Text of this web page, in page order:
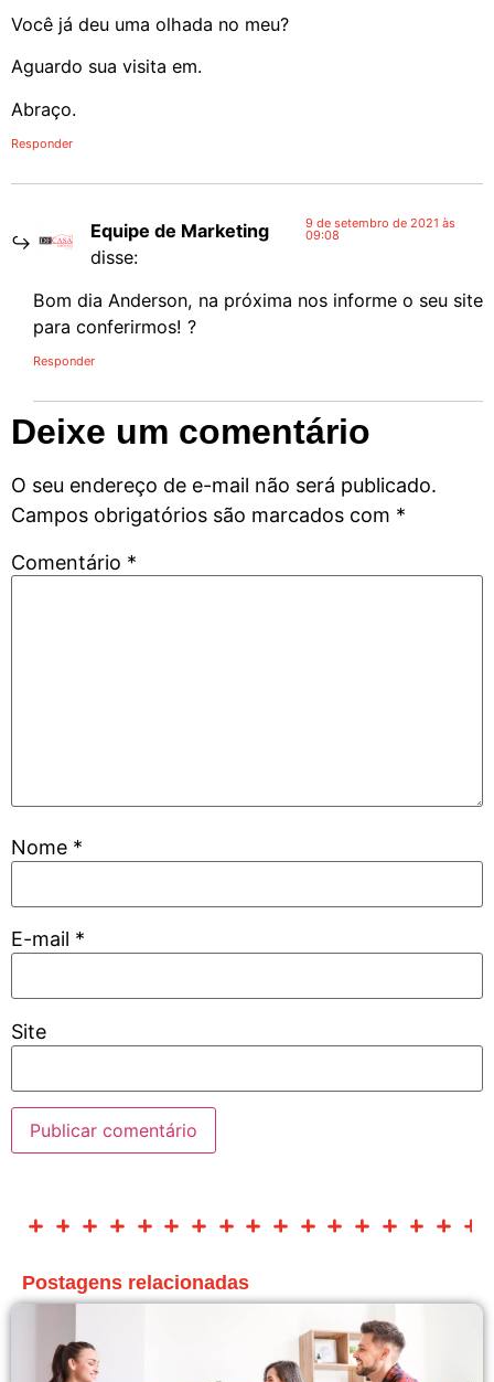
Você já deu uma olhada no meu?
Aguardo sua visita em.
Abraço.
Responder
Equipe de Marketing
disse:
9 de setembro de 2021 às
09:08
Bom dia Anderson, na próxima nos informe o seu site
para conferirmos! ?
Responder
Deixe um comentário
O seu endereço de e-mail não será publicado.
Campos obrigatórios são marcados com *
Comentário *
Nome *
E-mail *
Site
Postagens relacionadas